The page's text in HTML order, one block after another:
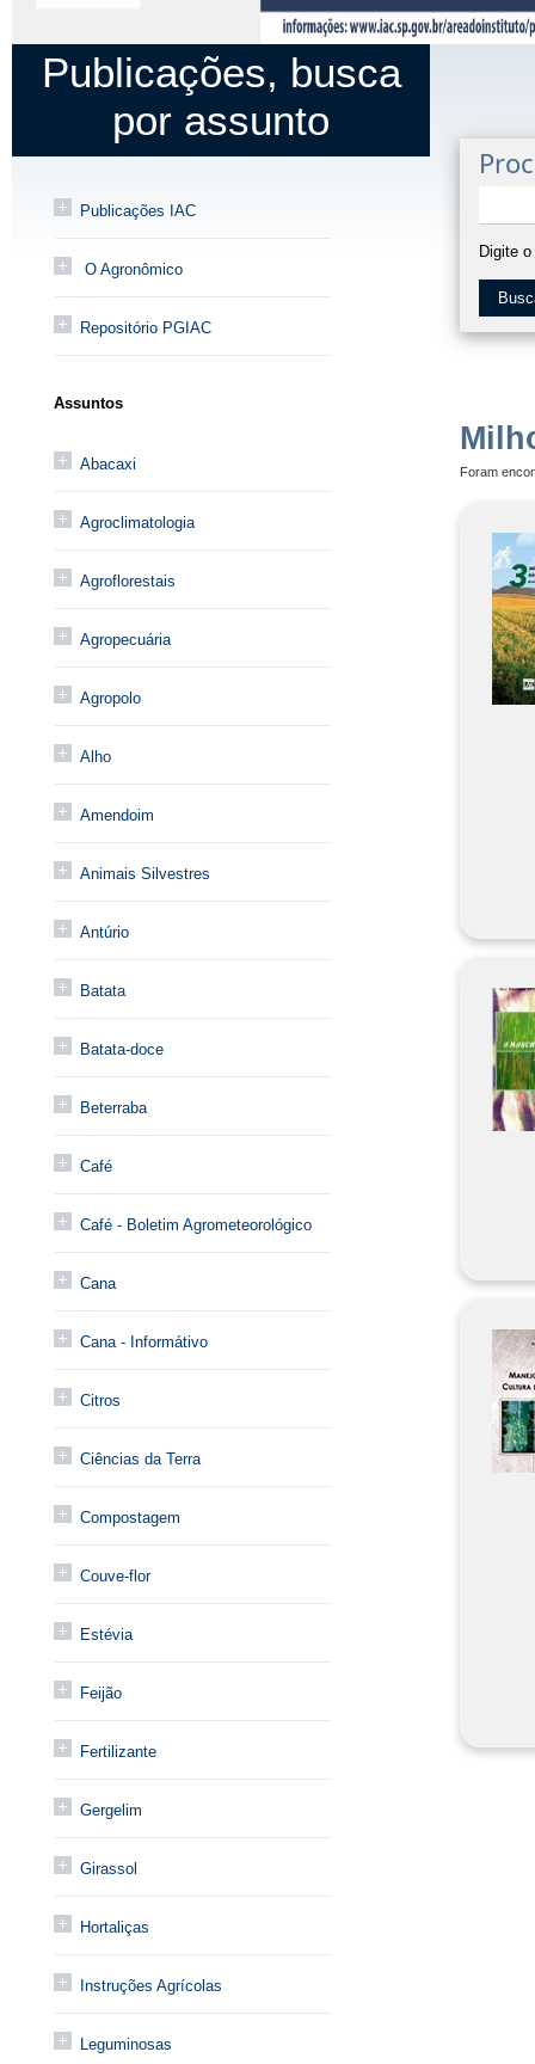
Publicações, busca
por assunto
Publicações IAC
O Agronômico
Repositório PGIAC
Assuntos
Abacaxi
Agroclimatologia
Agroflorestais
Agropecuária
Agropolo
Alho
Amendoim
Animais Silvestres
Antúrio
Batata
Batata-doce
Beterraba
Café
Café - Boletim Agrometeorológico
Cana
Cana - Informátivo
Citros
Ciências da Terra
Compostagem
Couve-flor
Estévia
Feijão
Fertilizante
Gergelim
Girassol
Hortaliças
Instruções Agrícolas
Leguminosas
Digite
Foram